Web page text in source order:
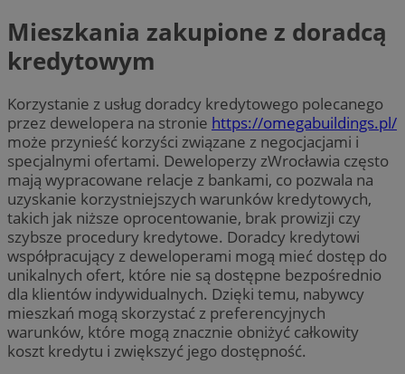
Mieszkania zakupione z doradcą
kredytowym
Korzystanie z usług doradcy kredytowego polecanego
przez dewelopera na stronie https://omegabuildings.pl/
może przynieść korzyści związane z negocjacjami i
specjalnymi ofertami. Deweloperzy zWrocławia często
mają wypracowane relacje z bankami, co pozwala na
uzyskanie korzystniejszych warunków kredytowych,
takich jak niższe oprocentowanie, brak prowizji czy
szybsze procedury kredytowe. Doradcy kredytowi
współpracujący z deweloperami mogą mieć dostęp do
unikalnych ofert, które nie są dostępne bezpośrednio
dla klientów indywidualnych. Dzięki temu, nabywcy
mieszkań mogą skorzystać z preferencyjnych
warunków, które mogą znacznie obniżyć całkowity
koszt kredytu i zwiększyć jego dostępność.